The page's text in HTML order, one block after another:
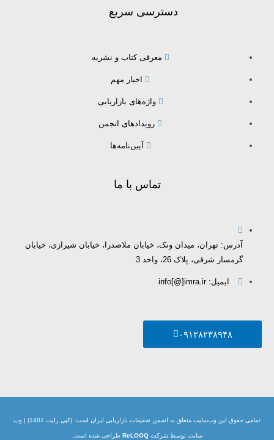
دسترسی سریع
معرفی کتاب و نشریه
اخبار مهم
واژه‌های بازاریابی
رویدادهای انجمن
آیین‌نامه‌ها
تماس با ما
آدرس: تهران، میدان ونک، خیابان ملاصدرا، خیابان شیرازی، خیابان
گرمسار شرقی، پلاک 26، واحد 3
ایمیل: info[@]imra.ir
۰۹۱۲۸۲۳۸۹۴۸
تمامی حقوق این وب‌سایت متعلق به انجمن تحقیقات بازاریابی ایران است. (کپی رایت 1401) | وب
سایت توسط شرکتReLOOQ طراحی شده است.